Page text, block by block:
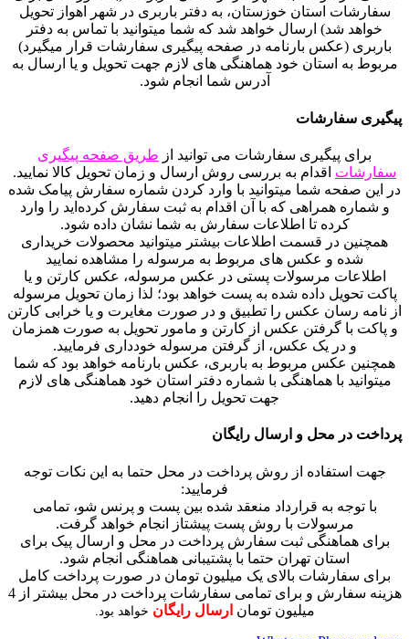
سفارشات استان خوزستان، به دفتر باربری در شهر اهواز تحویل
خواهد شد) ارسال خواهد شد که شما میتوانید با تماس به دفتر
باربری (عکس بارنامه در صفحه پیگیری سفارشات قرار میگیرد)
مربوط به استان خود هماهنگی های لازم جهت تحویل و یا ارسال به
آدرس شما انجام شود.
پیگیری سفارشات
برای پیگیری سفارشات می توانید از طریق صفحه پیگیری
سفارشات اقدام به بررسی روش ارسال و زمان تحویل کالا نمایید.
در این صفحه شما میتوانید با وارد کردن شماره سفارش پیامک شده
و شماره همراهی که با آن اقدام به ثبت سفارش کرده‌اید را وارد
کرده تا اطلاعات سفارش به شما نشان داده شود.
همچنین در قسمت اطلاعات بیشتر میتوانید محصولات خریداری
شده و عکس های مربوط به مرسوله را مشاهده نمایید
اطلاعات مرسولات پستی در عکس مرسوله، عکس کارتن و یا
پاکت تحویل داده شده به پست خواهد بود؛ لذا زمان تحویل مرسوله
از نامه رسان عکس را تطبیق و در صورت مغایرت و یا خرابی کارتن
و پاکت با گرفتن عکس از کارتن و مامور تحویل به صورت همزمان
و در یک عکس، از گرفتن مرسوله خودداری فرمایید.
همچنین عکس مربوط به باربری، عکس بارنامه خواهد بود که شما
میتوانید با هماهنگی با شماره دفتر استان خود هماهنگی های لازم
جهت تحویل را انجام دهید.
پرداخت در محل و ارسال رایگان
جهت استفاده از روش پرداخت در محل حتما به این نکات توجه
فرمایید:
با توجه به قرارداد منعقد شده بین پست و پرنس شو، تمامی
مرسولات با روش پست پیشتاز انجام خواهد گرفت.
برای هماهنگی ثبت سفارش پرداخت در محل و ارسال پیک برای
استان تهران حتما با پشتیبانی هماهنگی انجام شود.
برای سفارشات بالای یک میلیون تومان در صورت پرداخت کامل
هزینه سفارش و برای تمامی سفارشات پرداخت در محل بیشتر از 4
میلیون تومان ارسال رایگان خواهد بود.